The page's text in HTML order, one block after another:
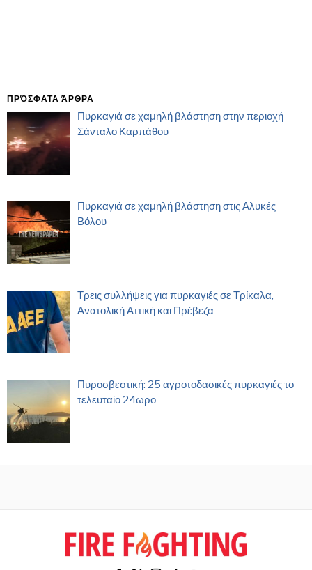
ΠΡΌΣΦΑΤΑ ΆΡΘΡΑ
Πυρκαγιά σε χαμηλή βλάστηση στην περιοχή
Σάνταλο Καρπάθου
Πυρκαγιά σε χαμηλή βλάστηση στις Αλυκές
Βόλου
Τρεις συλλήψεις για πυρκαγιές σε Τρίκαλα,
Ανατολική Αττική και Πρέβεζα
Πυροσβεστική: 25 αγροτοδασικές πυρκαγιές το
τελευταίο 24ωρο